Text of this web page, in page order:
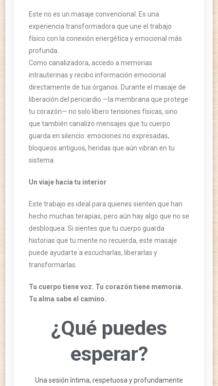
Este no es un masaje convencional. Es una
experiencia transformadora que une el trabajo
físico con la conexión energética y emocional más
profunda.
Como canalizadora, accedo a memorias
intrauterinas y recibo información emocional
directamente de tus órganos. Durante el masaje de
liberación del pericardio —la membrana que protege
tu corazón— no solo libero tensiones físicas, sino
que también canalizo mensajes que tu cuerpo
guarda en silencio: emociones no expresadas,
bloqueos antiguos, heridas que aún vibran en tu
sistema.
Un viaje hacia tu interior
Este trabajo es ideal para quienes sienten que han
hecho muchas terapias, pero aún hay algo que no se
desbloquea. Si sientes que tu cuerpo guarda
historias que tu mente no recuerda, este masaje
puede ayudarte a escucharlas, liberarlas y
transformarlas.
Tu cuerpo tiene voz. Tu corazón tiene memoria.
Tu alma sabe el camino.
¿Qué puedes
esperar?
Una sesión íntima, respetuosa y profundamente